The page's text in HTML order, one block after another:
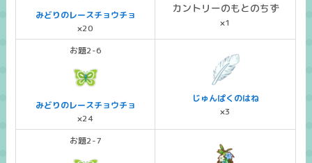
みどりのレースチョウチョ
×20
カントリーのもとのちず
×1
お題2-6
みどりのレースチョウチョ
×24
じゅんぱくのはね
×3
お題2-7